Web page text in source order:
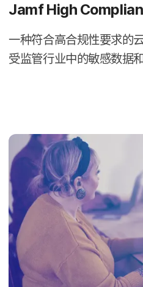
Jamf High
一​种​符合​高合规性​要求​的​
受监管​行业​中​的​敏感​数据​和​